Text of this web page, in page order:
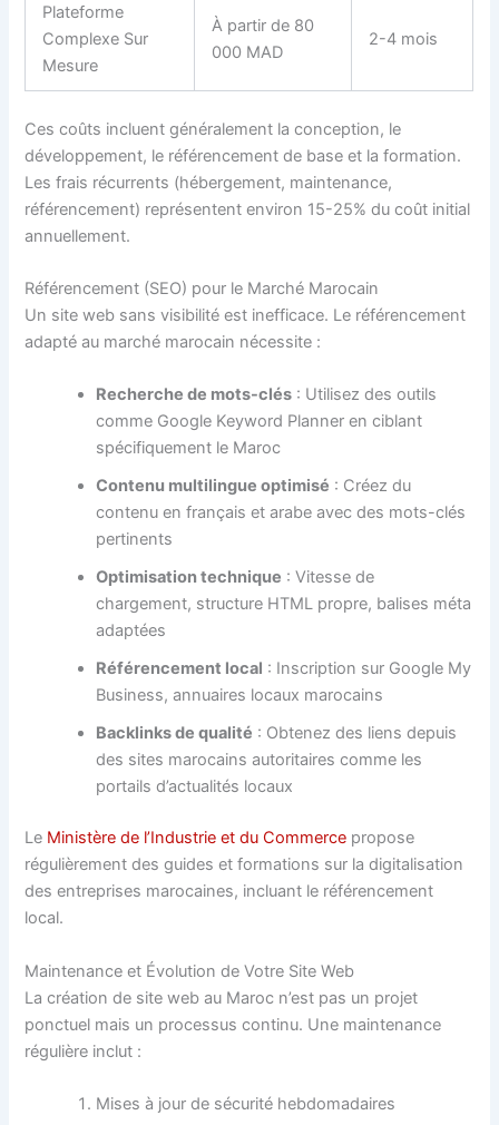
Plateforme
Complexe Sur
Mesure
À partir de 80
000 MAD
2-4 mois
Ces coûts incluent généralement la conception, le
développement, le référencement de base et la formation.
Les frais récurrents (hébergement, maintenance,
référencement) représentent environ 15-25% du coût initial
annuellement.
Référencement (SEO) pour le Marché Marocain
Un site web sans visibilité est inefficace. Le référencement
adapté au marché marocain nécessite :
Recherche de mots-clés : Utilisez des outils
comme Google Keyword Planner en ciblant
spécifiquement le Maroc
Contenu multilingue optimisé : Créez du
contenu en français et arabe avec des mots-clés
pertinents
Optimisation technique : Vitesse de
chargement, structure HTML propre, balises méta
adaptées
Référencement local : Inscription sur Google My
Business, annuaires locaux marocains
Backlinks de qualité : Obtenez des liens depuis
des sites marocains autoritaires comme les
portails d’actualités locaux
Le Ministère de l’Industrie et du Commerce propose
régulièrement des guides et formations sur la digitalisation
des entreprises marocaines, incluant le référencement
local.
Maintenance et Évolution de Votre Site Web
La création de site web au Maroc n’est pas un projet
ponctuel mais un processus continu. Une maintenance
régulière inclut :
Mises à jour de sécurité hebdomadaires